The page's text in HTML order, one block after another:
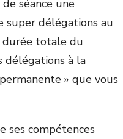
séance une
super délégations au
durée totale du
délégations à la
» que vous
ses compétences